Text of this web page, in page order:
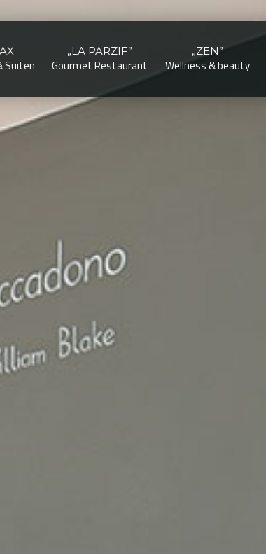
Suiten
„LA PARZIF”
Gourmet Restaurant
„ZEN”
Wellness & beauty